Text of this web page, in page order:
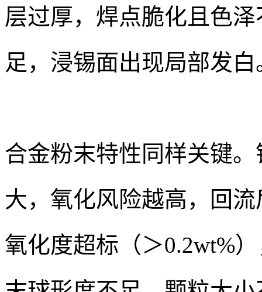
层过厚，焊点脆化且色
足，浸锡面出现局部发白
合金粉末特性同样关键
大，氧化风险越高，回
氧化度超标（＞0.2wt%